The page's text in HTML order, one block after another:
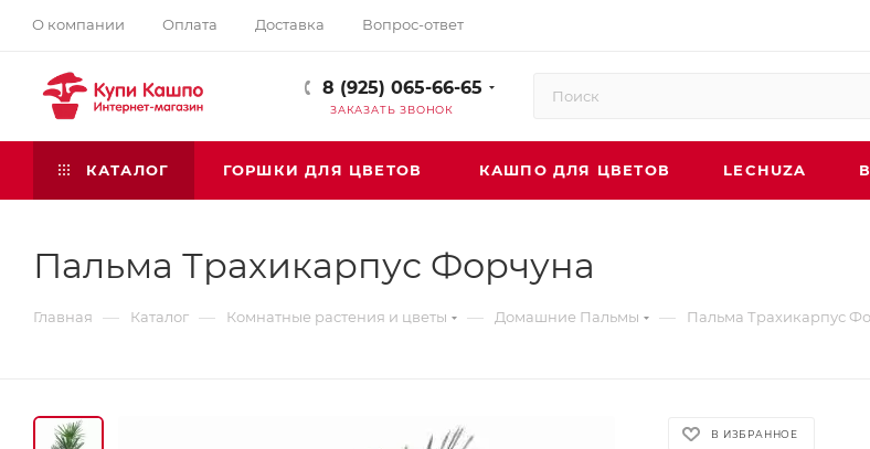
О компании Оплата Доставка Вопрос-ответ
8 (925) 065-66-65
ЗАКАЗАТЬ ЗВОНОК
КАТАЛОГ ГОРШКИ ДЛЯ ЦВЕТОВ КАШПО ДЛЯ ЦВЕТОВ LECHUZA
Пальма Трахикарпус Форчуна
Главная — Каталог — Комнатные растения и цветы — Домашние Пальмы — Пальма Трахикарпус
В ИЗБРАННОЕ